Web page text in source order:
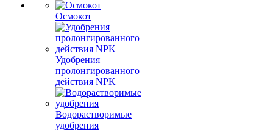
Осмокот
Удобрения
пролонгированного
действия NPK
Водорастворимые
удобрения